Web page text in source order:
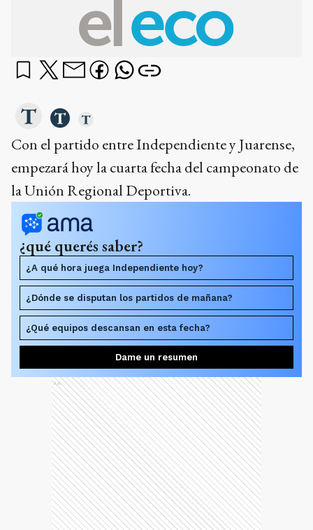
Con el partido entre Independiente y Juarense,
empezará hoy la cuarta fecha del campeonato de
la Unión Regional Deportiva.
¿qué querés saber?
¿A qué hora juega Independiente hoy?
¿Dónde se disputan los partidos de mañana?
¿Qué equipos descansan en esta fecha?
Dame un resumen
Ads